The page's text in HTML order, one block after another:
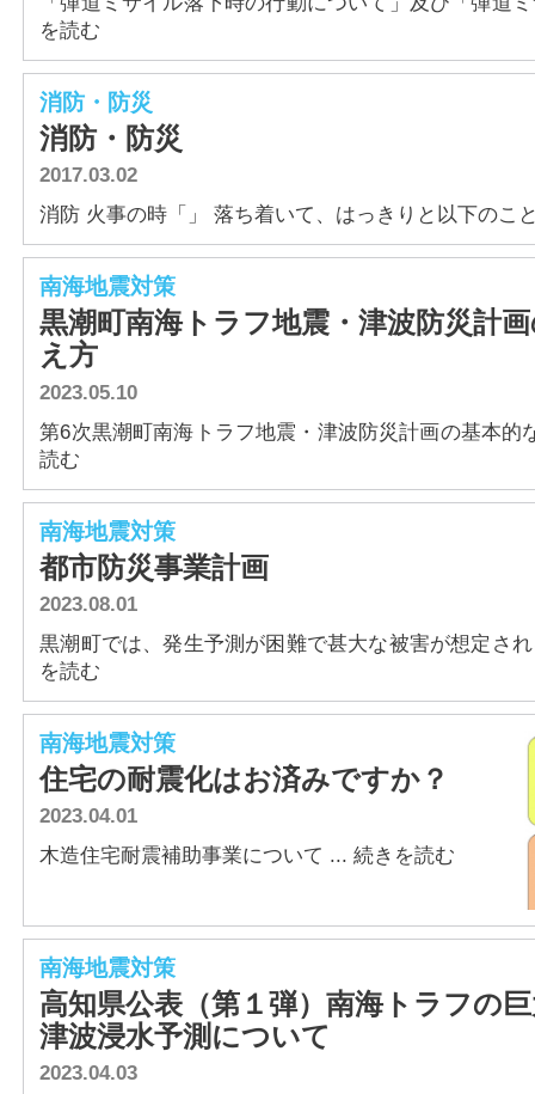
を読む
消防・防災
消防・防災
2017.03.02
消防 火事の時「」 落ち着いて、はっきりと以下のこ
南海地震対策
黒潮町南海トラフ地震・津波防災計
え方
2023.05.10
第6次黒潮町南海トラフ地震・津波防災計画の基本的
読む
南海地震対策
都市防災事業計画
2023.08.01
黒潮町では、発生予測が困難で甚大な被害が想定さ
を読む
南海地震対策
住宅の耐震化はお済みですか？
2023.04.01
木造住宅耐震補助事業について ... 続きを読む
南海地震対策
高知県公表（第１弾）南海トラフの
津波浸水予測について
2023.04.03